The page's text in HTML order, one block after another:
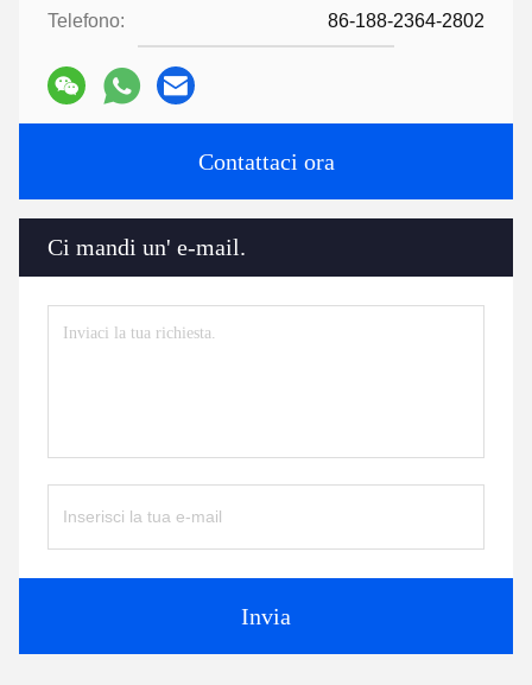
Telefono: 86-188-2364-2802
Contattaci ora
Ci mandi un' e-mail.
Invia